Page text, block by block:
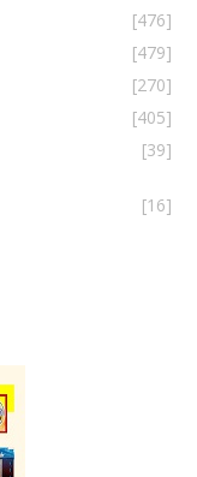
[476]
[479]
[270]
[405]
[39]
[16]